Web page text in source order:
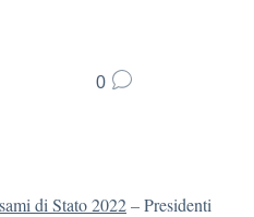
0
di Stato 2022– Presidenti